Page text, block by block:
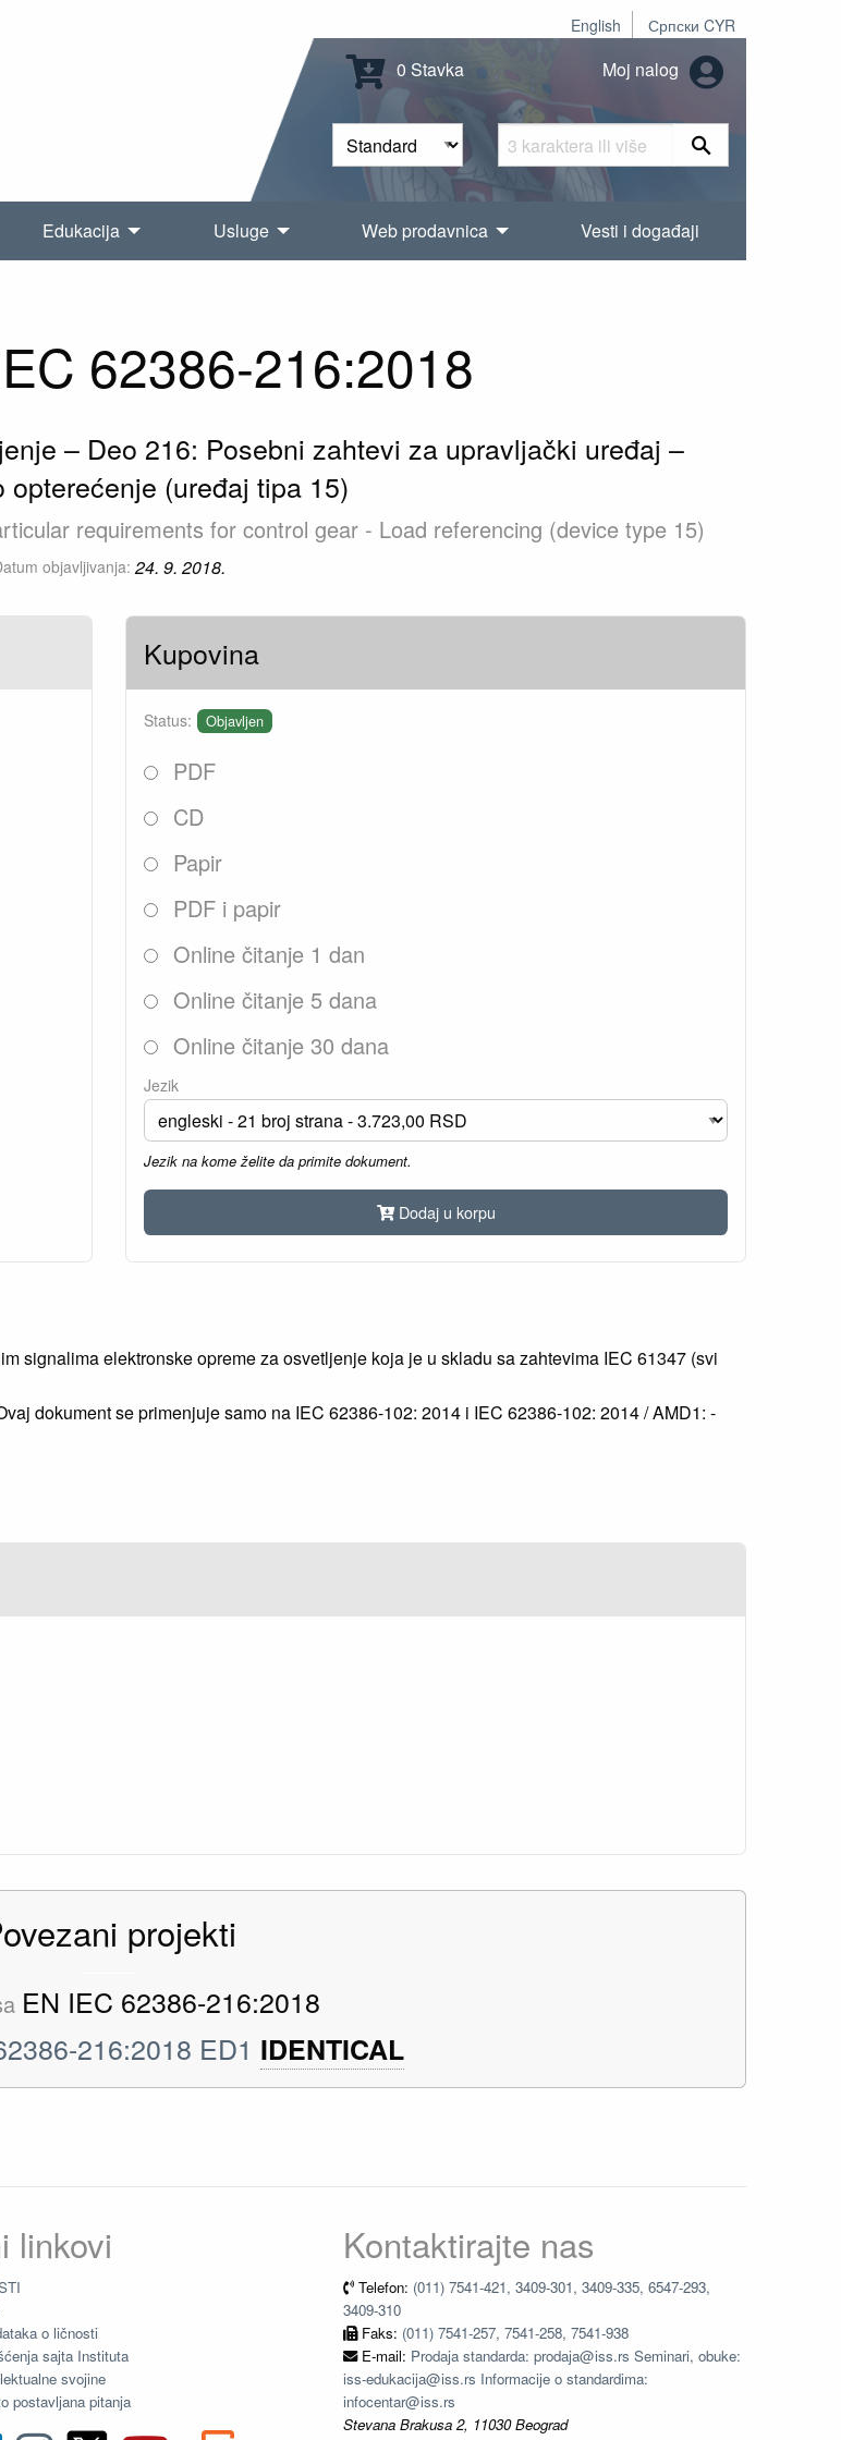
English Српски CYR
0 Stavka Moj nalog
Edukacija Usluge Web prodavnica Vesti i događaji
62386-216:2018
– Deo 216: Posebni zahtevi za upravljački uređaj –
opterećenje (uređaj tipa 15)
requirements for control gear - Load referencing (device type 15)
objavljivanja: 24. 9. 2018.
Kupovina
Status: Objavljen
PDF
CD
Papir
PDF i papir
Online čitanje 1 dan
Online čitanje 5 dana
Online čitanje 30 dana
Jezik
Jezik na kome želite da primite dokument.
Dodaj u korpu
signalima elektronske opreme za osvetljenje koja je u skladu sa zahtevima IEC 61347 (svi
dokument se primenjuje samo na IEC 62386-102: 2014 i IEC 62386-102: 2014 / AMD1: -
projekti
EN IEC 62386-216:2018
216:2018 ED1 IDENTICAL
linkovi
o ličnosti
sajta Instituta
svojine
postavljana pitanja
Kontaktirajte nas
Telefon: (011) 7541-421, 3409-301, 3409-335, 6547-293,
3409-310
Faks: (011) 7541-257, 7541-258, 7541-938
E-mail: Prodaja standarda: prodaja@iss.rs Seminari, obuke:
iss-edukacija@iss.rs Informacije o standardima:
infocentar@iss.rs
Stevana Brakusa 2, 11030 Beograd